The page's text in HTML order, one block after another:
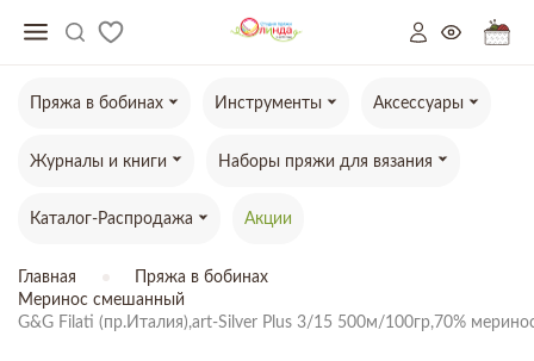
Пряжа в бобинах Инструменты Аксессуары
Журналы и книги Наборы пряжи для вязания
Каталог-Распродажа Акции
Главная
Пряжа в бобинах
Меринос смешанный
G&G Filati (пр.Италия),art-Silver Plus 3/15 500м/100гр,70%